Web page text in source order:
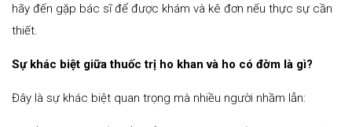
hãy đến gặp bác sĩ để được khám và kê đơn nếu thực sự cần
thiết.
Sự khác biệt giữa thuốc trị ho khan và ho có đờm là gì?
Đây là sự khác biệt quan trọng mà nhiều người nhầm lẫn: